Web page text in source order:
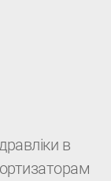
в